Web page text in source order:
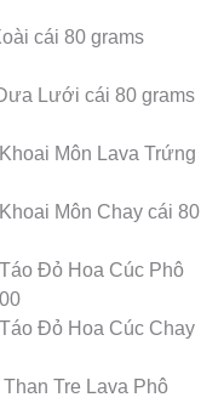
cái 80 grams
Lưới cái 80 grams
Môn Lava Trứng
Môn Chay cái 80
Đỏ Hoa Cúc Phô
Đỏ Hoa Cúc Chay
Tre Lava Phô